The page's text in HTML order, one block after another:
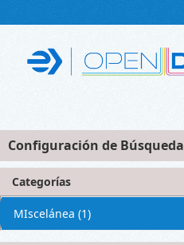
Configuración de Búsqueda
Categorías
MIscelánea (1)